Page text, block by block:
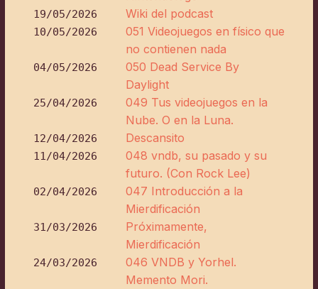
19/05/2026 Wiki del podcast
10/05/2026
051 Videojuegos en físico que
no contienen nada
04/05/2026
050 Dead Service By
Daylight
25/04/2026
049 Tus videojuegos en la
Nube. O en la Luna.
12/04/2026 Descansito
11/04/2026
048 vndb, su pasado y su
futuro. (Con Rock Lee)
02/04/2026
047 Introducción a la
Mierdificación
31/03/2026
Próximamente,
Mierdificación
24/03/2026
046 VNDB y Yorhel.
Memento Mori.